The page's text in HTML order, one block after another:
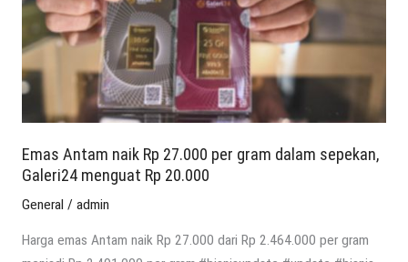
Emas Antam naik Rp 27.000 per gram dalam sepekan,
Galeri24 menguat Rp 20.000
General / admin
Harga emas Antam naik Rp 27.000 dari Rp 2.464.000 per gram
per
gram
dalam
sepekan,
menguat
Rp
20.000